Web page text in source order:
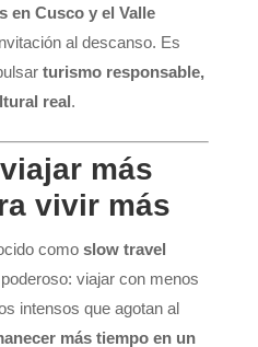
en Cusco y el Valle
al descanso. Es
turismo responsable,
real.
más
vivir más
como slow travel
viajar con menos
intensos que agotan al
más tiempo en un